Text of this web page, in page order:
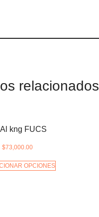
relacionados
kng FUCS
$73,000.00
OPCIONES